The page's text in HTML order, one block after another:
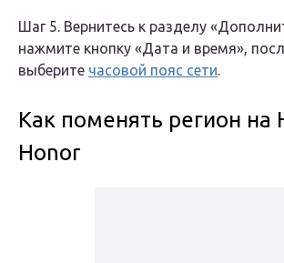
Шаг 5. Вернитесь к разделу
нажмите кнопку «Дата и время»,
выберите часовой пояс сети.
Как поменять регион на
Honor